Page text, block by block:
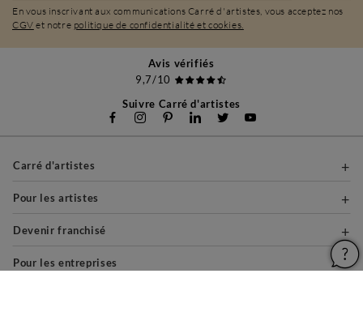
En vous inscrivant aux communications Carré d'artistes, vous acceptez nos
CGV et notre politique de confidentialité et cookies.
Avis vérifiés
9,7/10
Suivre Carré d'artistes
Carré d'artistes
Pour les artistes
Devenir franchisé
Pour les entreprises